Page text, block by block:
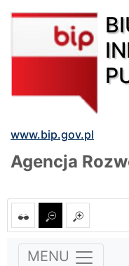
www.bip.gov.pl
Agencja
MENU